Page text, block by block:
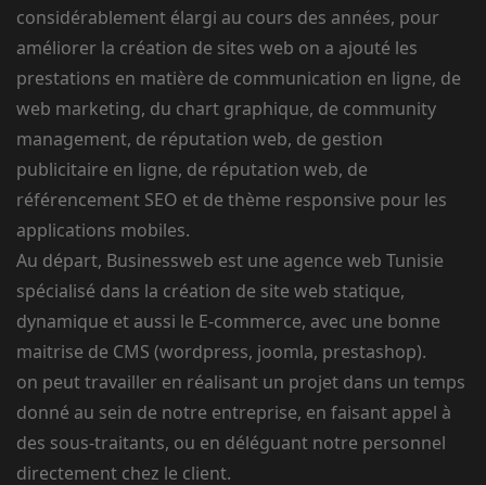
considérablement élargi au cours des années, pour
améliorer la création de sites web on a ajouté les
prestations en matière de communication en ligne, de
web marketing, du chart graphique, de community
management, de réputation web, de gestion
publicitaire en ligne, de réputation web, de
référencement SEO et de thème responsive pour les
applications mobiles.
Au départ, Businessweb est une agence web Tunisie
spécialisé dans la création de site web statique,
dynamique et aussi le E-commerce, avec une bonne
maitrise de CMS (wordpress, joomla, prestashop).
on peut travailler en réalisant un projet dans un temps
donné au sein de notre entreprise, en faisant appel à
des sous-traitants, ou en déléguant notre personnel
directement chez le client.